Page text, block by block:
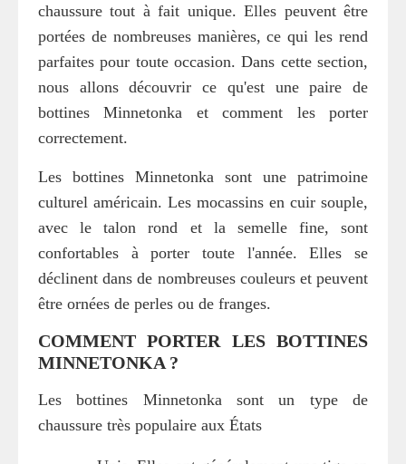
chaussure tout à fait unique. Elles peuvent être
portées de nombreuses manières, ce qui les rend
parfaites pour toute occasion. Dans cette section,
nous allons découvrir ce qu'est une paire de
bottines Minnetonka et comment les porter
correctement.
Les bottines Minnetonka sont une patrimoine
culturel américain. Les mocassins en cuir souple,
avec le talon rond et la semelle fine, sont
confortables à porter toute l'année. Elles se
déclinent dans de nombreuses couleurs et peuvent
être ornées de perles ou de franges.
COMMENT PORTER LES BOTTINES
MINNETONKA ?
Les bottines Minnetonka sont un type de
chaussure très populaire aux États